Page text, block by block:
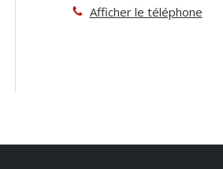
Afficher le téléphone